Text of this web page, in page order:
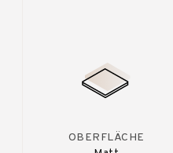
OBERFLÄCHE